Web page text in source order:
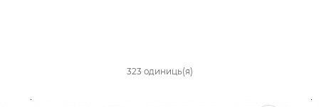
323 одиниць(я)